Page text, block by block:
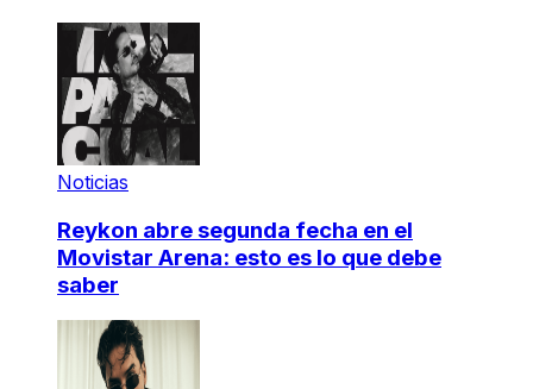
Noticias
Reykon abre segunda fecha en el
Movistar Arena: esto es lo que debe
saber